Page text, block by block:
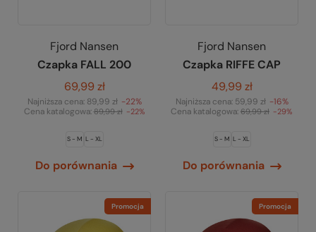
Fjord Nansen
Czapka FALL 200
69,99 zł
Najniższa cena: 89,99 zł -22%
Cena katalogowa:89,99 zł -22%
S - M L - XL
Do porównania
Fjord Nansen
Czapka RIFFE CAP
49,99 zł
Najniższa cena: 59,99 zł -16%
Cena katalogowa: 69,99 zł -29%
S - M L - XL
Do porównania
Promocja Promocja